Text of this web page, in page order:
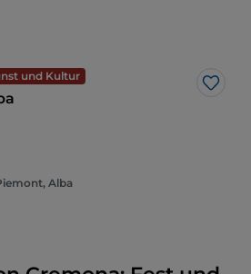
um die architektonischen
und Kultur
Like
Alba